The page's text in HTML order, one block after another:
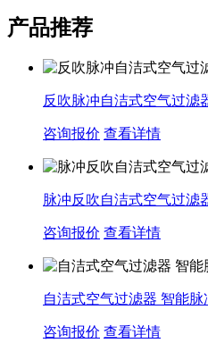
产品推荐
反吹脉冲自洁式空气过滤
咨询报价 查看详情
脉冲反吹自洁式空气过滤
咨询报价 查看详情
自洁式空气过滤器 智能
咨询报价 查看详情